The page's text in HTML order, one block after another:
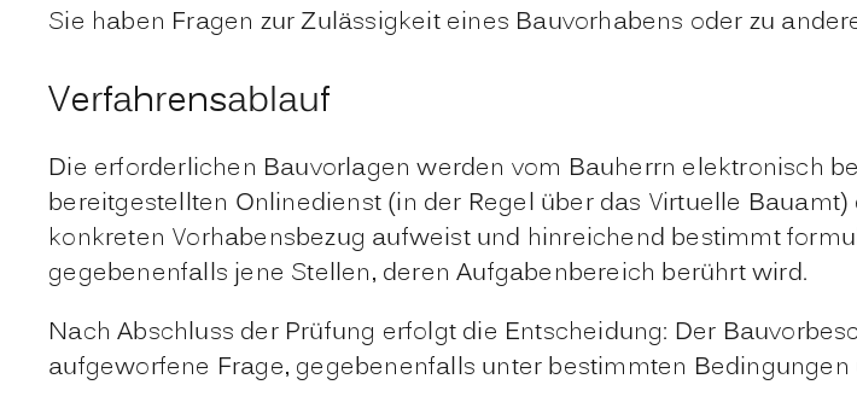
Sie haben Fragen zur Zulässigkeit eines Bauvorhabens oder zu
Verfahrensablauf
Die erforderlichen Bauvorlagen werden vom Bauherrn elektronisch
bereitgestellten Onlinedienst (in der Regel über das Virtuelle
konkreten Vorhabensbezug aufweist und hinreichend bestimmt
gegebenenfalls jene Stellen, deren Aufgabenbereich berührt wird.
Nach Abschluss der Prüfung erfolgt die Entscheidung: Der
aufgeworfene Frage, gegebenenfalls unter bestimmten